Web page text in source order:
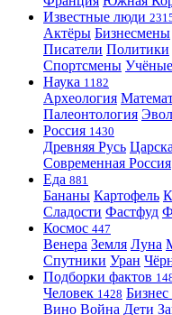
Известные люди
Актёры Бизнесмены
Писатели Политики
Спортсмены Учёные
Наука 1182
Археология
Палеонтология
Россия 1430
Древняя Русь
Современная Россия
Еда 881
Бананы Картофель
Сладости Фастфуд
Космос 447
Венера Земля Луна
Спутники Уран
Подборки фактов
Человек 1428 Бизнес
Вино Война Дети